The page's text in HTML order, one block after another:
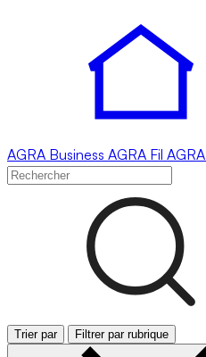
AGRA Business AGRA Fil AGRA
Trier par Filtrer par rubrique